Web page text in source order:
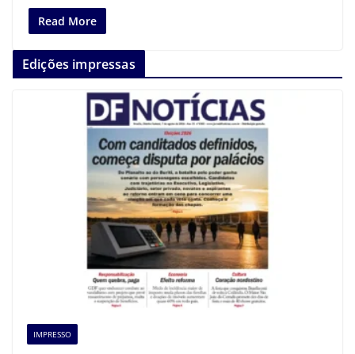
Read More
Edições impressas
IMPRESSO